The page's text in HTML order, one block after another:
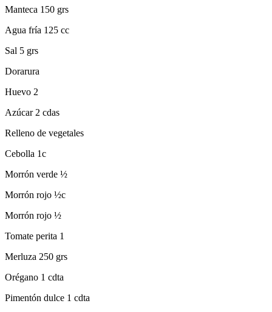
Manteca 150 grs
Agua fría 125 cc
Sal 5 grs
Dorarura
Huevo 2
Azúcar 2 cdas
Relleno de vegetales
Cebolla 1c
Morrón verde ½
Morrón rojo ½c
Morrón rojo ½
Tomate perita 1
Merluza 250 grs
Orégano 1 cdta
Pimentón dulce 1 cdta